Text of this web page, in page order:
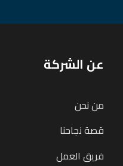
عن الشركة
من نحن
قصة نجاحنا
فريق العمل